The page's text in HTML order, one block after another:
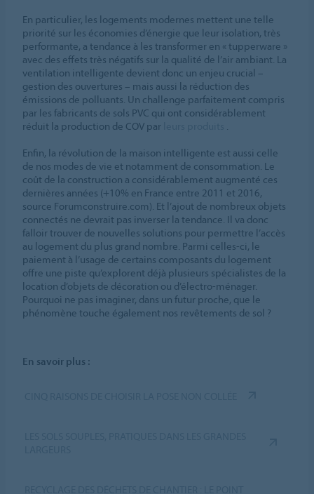
En particulier, les logements modernes mettent une telle
priorité sur les économies d’énergie que leur isolation, très
performante, a tendance à les transformer en « tupperware »
avec des effets très négatifs sur la qualité de l’air ambiant. La
ventilation intelligente devient donc un enjeu crucial –
gestion des ouvertures – mais aussi la réduction des
émissions de polluants. Un challenge parfaitement compris
par les fabricants de sols PVC qui ont considérablement
réduit la production de COV par
.
Enfin, la révolution de la maison intelligente est aussi celle
de nos modes de vie et notamment de consommation. Le
coût de la construction a considérablement augmenté ces
dernières années (+10% en France entre 2011 et 2016,
source Forumconstruire.com). Et l’ajout de nombreux objets
connectés ne devrait pas inverser la tendance. Il va donc
falloir trouver de nouvelles solutions pour permettre l’accès
au logement du plus grand nombre. Parmi celles-ci, le
paiement à l’usage de certains composants du logement
offre une piste qu’explorent déjà plusieurs spécialistes de la
location d’objets de décoration ou d’électro-ménager.
Pourquoi ne pas imaginer, dans un futur proche, que le
phénomène touche également nos revêtements de sol ?
En savoir plus :